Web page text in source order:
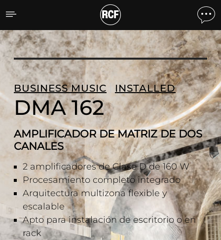
DMA 162 AMPLIFICADOR
BUSINESS MUSIC INSTALLED
DMA 162
AMPLIFICADOR DE MATRIZ DE DOS
CANALES
2 amplificadores de Clase D de 160 W
Procesamiento completo integrado
Arquitectura multizona flexible y
escalable
Apto para instalación de escritorio o en
rack